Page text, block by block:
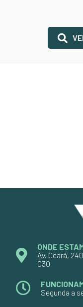
ONDE
Av. Ceará,
030
Segunda a